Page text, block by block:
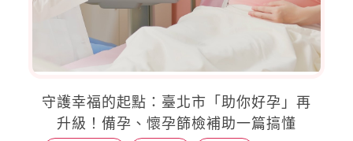
守護幸福的起點：臺北市「助你好孕」再
升級！備孕、懷孕篩檢補助一篇搞懂